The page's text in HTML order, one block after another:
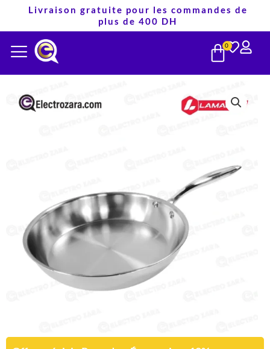
contenu
Livraison gratuite pour les commandes de
plus de 400 DH
0